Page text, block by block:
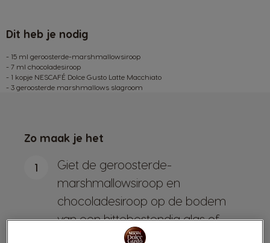
Dit heb je nodig
- 15 ml geroosterde-marshmallowsiroop
- 7 ml chocoladesiroop
- 1 kopje NESCAFÉ Dolce Gusto Latte Macchiato
- 3 geroosterde marshmallows slagroom
Zo maak je het
1
Giet de geroosterde-
marshmallowsiroop en
chocoladesiroop op de bodem
van een hittebestendig glas of